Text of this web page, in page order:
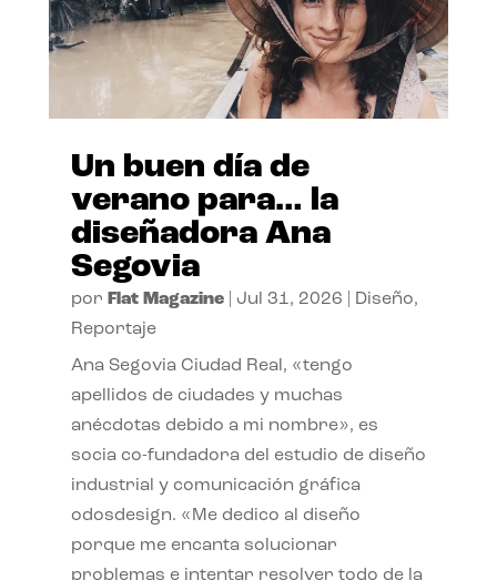
Un buen día de
verano para… la
diseñadora Ana
Segovia
por Flat Magazine| Jul 31, 2026 Diseño,
Reportaje
Ana Segovia Ciudad Real, «tengo
apellidos de ciudades y muchas
anécdotas debido a mi nombre», es
socia co-fundadora del estudio de diseño
industrial y comunicación gráfica
odosdesign. «Me dedico al diseño
porque me encanta solucionar
problemas e intentar resolver todo de la